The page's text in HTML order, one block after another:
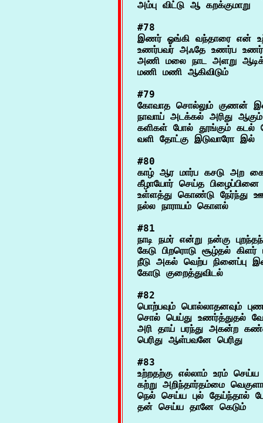
#78
இணர் ஓங்கி வந்தாரை என்
உணர்பவர் அஃதே உணர்ப
அணி மலை நாட அளறு
#79
கோவாத சொல்லும் குணன்
நாவாய் அடக்கல் அரிது
களிகள் போல் தூங்கும் கடல்
#80
காழ் ஆர மார்ப கசடு அற
கீழாயோர் செய்த பிழைப்பினை
உள்ளத்து கொண்டு நேர்ந்து
#81
நாடி நமர் என்று நன்கு
கேடு பிறரொடு சூழ்தல்
நீடு அகல் வெற்ப நினைப்பு
#82
பொற்பவும் பொல்லாதனவும்
சொல் பெய்து உணர்த்துதல்
அரி தாய் பரந்து அகன்ற
#83
உற்றதற்கு எல்லாம் உரம்
கற்று அறிந்தார்தம்மை
நெல் செய்ய புல் தேய்ந்தால்